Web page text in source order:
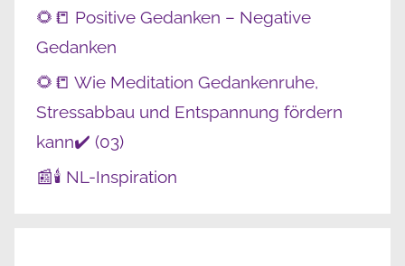
🌻📒 Positive Gedanken – Negative
Gedanken
🌻📒 Wie Meditation Gedankenruhe,
Stressabbau und Entspannung fördern
kann✔️ (03)
📰🕯️ NL-Inspiration